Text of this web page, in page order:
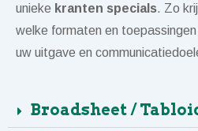
unieke kranten specials. Zo
welke formaten en
uw uitgave en
Broadsheet /